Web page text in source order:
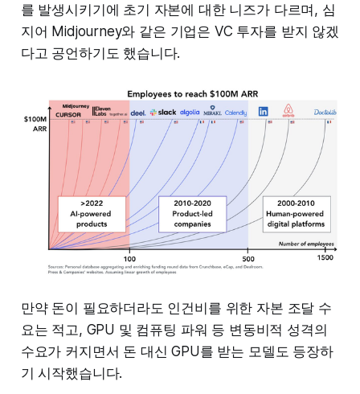
를 발생시키기에 초기 자본에 대한 니즈가 다르며, 심
지어 Midjourney와 같은 기업은 VC 투자를 받지 않겠
다고 공언하기도 했습니다.
만약 돈이 필요하더라도 인건비를 위한 자본 조달 수
요는 적고, GPU 및 컴퓨팅 파워 등 변동비적 성격의
수요가 커지면서 돈 대신 GPU를 받는 모델도 등장하
기 시작했습니다.